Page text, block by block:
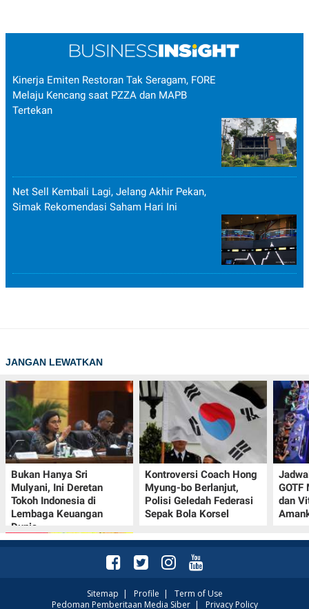
Kinerja Emiten Restoran Tak Seragam, FORE
Melaju Kencang saat PZZA dan MAPB
Tertekan
Net Sell Kembali Lagi, Jelang Akhir Pekan,
Simak Rekomendasi Saham Hari Ini
JANGAN LEWATKAN
Bukan Hanya Sri
Mulyani, Ini Deretan
Tokoh Indonesia di
Lembaga Keuangan
Dunia
Kontroversi Coach Hong
Myung-bo Berlanjut,
Polisi Geledah Federasi
Sepak Bola Korsel
GOTF
dan
Sitemap Profile
Term of Use
Pedoman Pemberitaan Media Siber| Privacy Policy